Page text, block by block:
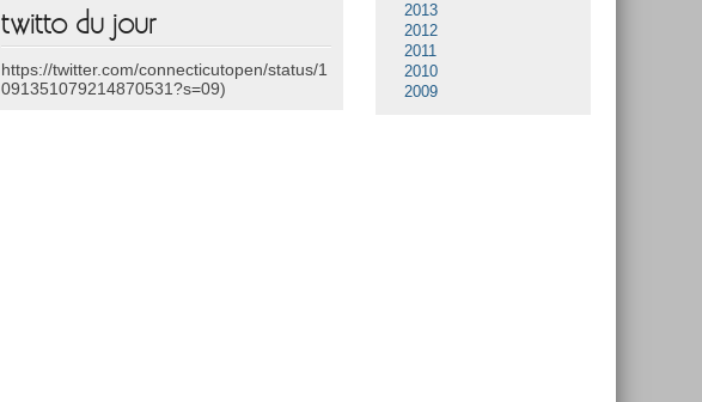
twitto du jour
https://twitter.com/connecticutopen/status/1
091351079214870531?s=09)
2013
2012
2011
2010
2009